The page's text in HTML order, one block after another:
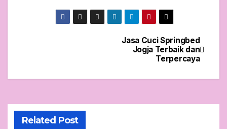
Jasa Cuci Springbed
Jogja Terbaik dan
Terpercaya
Related Post